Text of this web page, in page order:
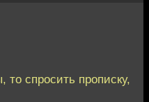
то спросить прописку,